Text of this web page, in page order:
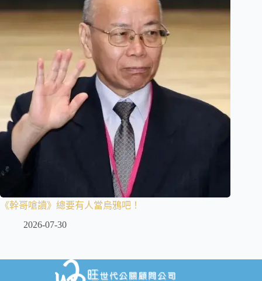
《幹哥嗆讀》總要有人當烏鴉吧！
2026-07-30